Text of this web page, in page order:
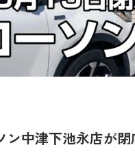
ン中津下池永店が閉